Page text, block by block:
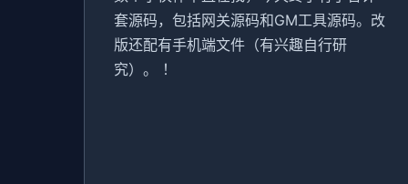
套源码，包括网关源码和GM工具源码。改
版还配有手机端文件（有兴趣自行研
究）。 ！